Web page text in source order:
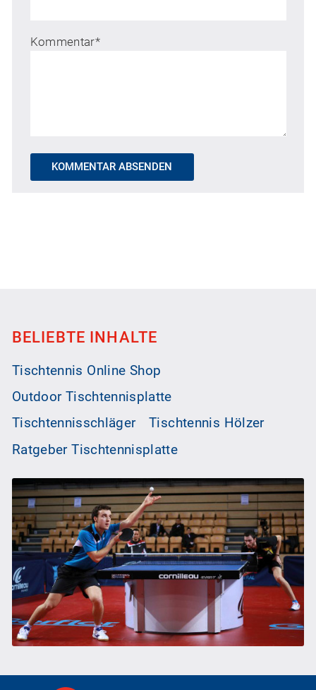
Kommentar*
KOMMENTAR ABSENDEN
BELIEBTE INHALTE
Tischtennis Online Shop
Outdoor Tischtennisplatte
Tischtennisschläger
Tischtennis Hölzer
Ratgeber Tischtennisplatte